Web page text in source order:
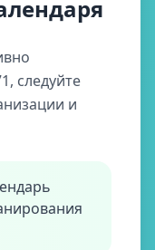
следуйте
и